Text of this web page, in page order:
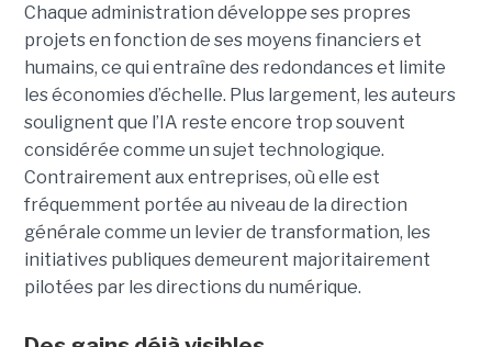
Chaque administration développe ses propres
projets en fonction de ses moyens financiers et
humains, ce qui entraîne des redondances et limite
les économies d’échelle. Plus largement, les auteurs
soulignent que l’IA reste encore trop souvent
considérée comme un sujet technologique.
Contrairement aux entreprises, où elle est
fréquemment portée au niveau de la direction
générale comme un levier de transformation, les
initiatives publiques demeurent majoritairement
pilotées par les directions du numérique.